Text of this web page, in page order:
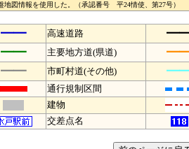
地図情報を使用した。（承認番号 平24情使、第27号）
━━ 高速道路
━━
主要地方道(県道)
━━
市町村道(その他)
通行規制区間
建物
交差点名